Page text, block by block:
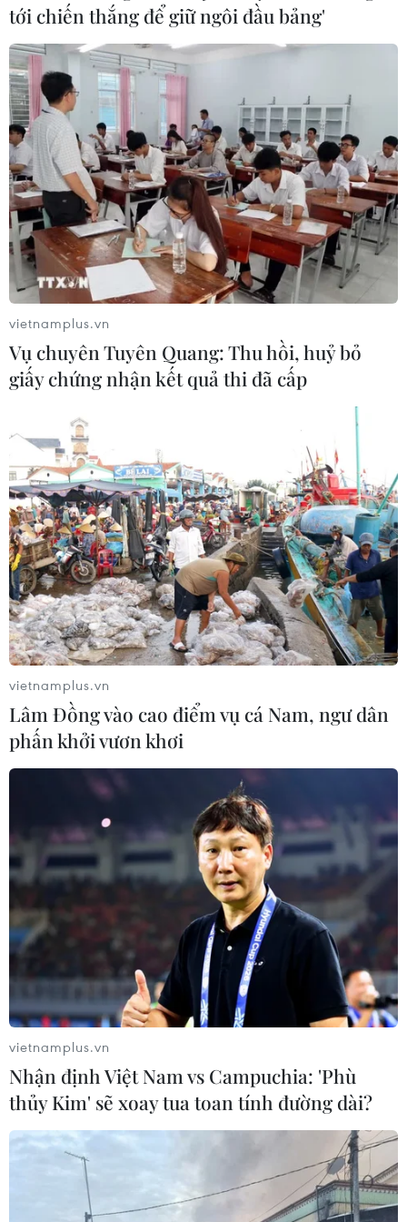
EU cáo buộc Facebook gian dối
trong vụ mua lại WhatsApp
Facebook có thể sẽ phải mất hàng trăm triệu đôla do gã
khổng gồ Mỹ này vừa bị Ủy ban châu Âu EC cáo buộc
cung cấp thông tin sai lệch liên quan tới vụ mua lại
WhatsApp.
Facebook tăng gấp đôi lợi nhuận trong
Quý IV năm 2016
Facebook tiếp tục chứng tỏ thế dẫn đầu trong lĩnh vực
kinh doanh mạng xã hội khi thông báo lợi nhuận tăng
gấp đôi trong quý cuối cùng của năm 2016.
tới chiến thắng để giữ ngôi đầu bảng'
vietnamplus.vn
Vụ chuyên Tuyên Quang: Thu hồi, huỷ bỏ
giấy chứng nhận kết quả thi đã cấp
vietnamplus.vn
Lâm Đồng vào cao điểm vụ cá Nam, ngư dân
phấn khởi vươn khơi
vietnamplus.vn
Nhận định Việt Nam vs Campuchia: 'Phù
thủy Kim' sẽ xoay tua toan tính đường dài?